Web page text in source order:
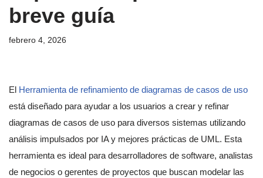
breve guía
febrero 4, 2026
El Herramienta de refinamiento de diagramas de casos de uso
está diseñado para ayudar a los usuarios a crear y refinar
diagramas de casos de uso para diversos sistemas utilizando
análisis impulsados por IA y mejores prácticas de UML. Esta
herramienta es ideal para desarrolladores de software, analistas
de negocios o gerentes de proyectos que buscan modelar las